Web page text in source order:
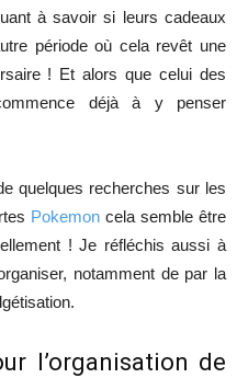
à savoir si leurs cadeaux
période où cela revêt une
! Et alors que celui des
déjà à y penser
quelques recherches sur les
Pokemon cela semble être
! Je réfléchis aussi à
notamment de par la
l’organisation de